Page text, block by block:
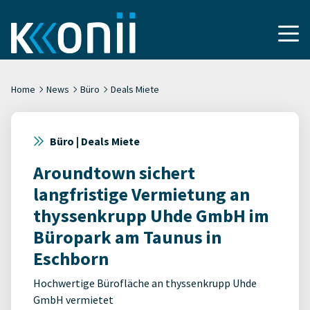
Home News Büro Deals Miete
Büro | Deals Miete
Aroundtown sichert
langfristige Vermietung an
thyssenkrupp Uhde GmbH im
Büropark am Taunus in
Eschborn
Hochwertige Bürofläche an thyssenkrupp Uhde
GmbH vermietet